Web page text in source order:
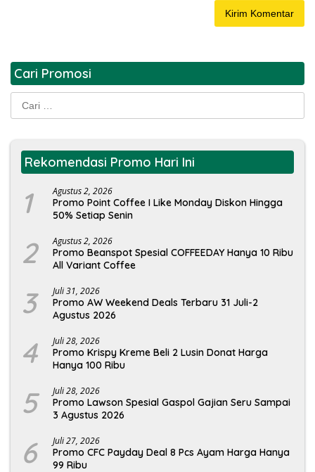
Cari Promosi
Rekomendasi Promo Hari Ini
1 Agustus 2, 2026
Promo Point Coffee I Like Monday Diskon Hingga
50% Setiap Senin
2 Agustus 2, 2026
Promo Beanspot Spesial COFFEEDAY Hanya 10 Ribu
All Variant Coffee
3 Juli 31, 2026
Promo AW Weekend Deals Terbaru 31 Juli-2
Agustus 2026
4 Juli 28, 2026
Promo Krispy Kreme Beli 2 Lusin Donat Harga
Hanya 100 Ribu
5 Juli 28, 2026
Promo Lawson Spesial Gaspol Gajian Seru Sampai
3 Agustus 2026
6 Juli 27, 2026
Promo CFC Payday Deal 8 Pcs Ayam Harga Hanya
99 Ribu